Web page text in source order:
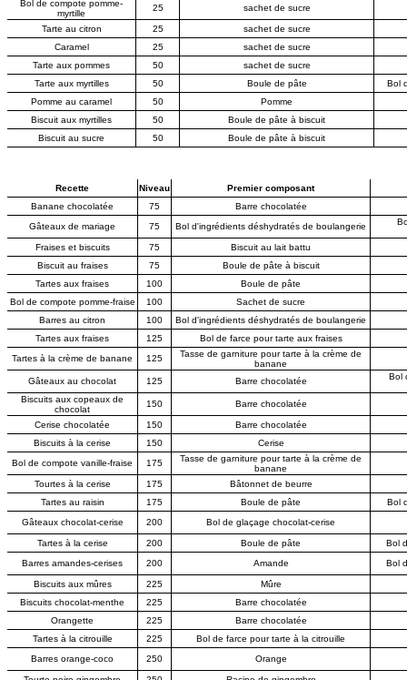
Bol de compote pomme-
myrtille
25 sachet de sucre
Tarte au citron 25
sachet de sucre
Caramel
25
sachet de sucre
Tarte aux pommes
50
sachet de sucre
Tarte aux myrtilles
50 Boule de pâte
Bol
Pomme au caramel
50
Pomme
Biscuit aux myrtilles
50
Boule de pâte à biscuit
Biscuit au sucre
50 Boule de pâte à biscuit
Recette Niveau
Premier composant
Banane chocolatée
75
Barre chocolatée
Gâteaux de mariage
75 Bol d'ingrédients déshydratés de boulangerie
Fraises et biscuits 75
Biscuit au lait battu
Biscuit au fraises
75
Boule de pâte à biscuit
Tartes aux fraises
100
Boule de pâte
Bol de compote pomme-fraise
100
Sachet de sucre
Barres au citron
100
Bol d'ingrédients déshydratés de boulangerie
Tartes aux fraises
125
Bol de farce pour tarte aux fraises
Tartes à la crème de banane
125
Tasse de garniture pour tarte à la crème de
banane
Gâteaux au chocolat
125 Barre chocolatée Bol
Biscuits aux copeaux de
chocolat
150 Barre chocolatée
Cerise chocolatée 150
Barre chocolatée
Biscuits à la cerise
150
Cerise
Bol de compote vanille-fraise
175
Tasse de garniture pour tarte à la crème de
banane
Tourtes à la cerise
175
Bâtonnet de beurre
Tartes au raisin
175 Boule de pâte
Bol
Gâteaux chocolat-cerise
200 Bol de glaçage chocolat-cerise
Tartes à la cerise 200 Boule de pâte
Bol
Barres amandes-cerises
200 Amande Bol
Biscuits aux mûres 225
Mûre
Biscuits chocolat-menthe
225
Barre chocolatée
Orangette
225
Barre chocolatée
Tartes à la citrouille
225
Bol de farce pour tarte à la citrouille
Barres orange-coco
250 Orange